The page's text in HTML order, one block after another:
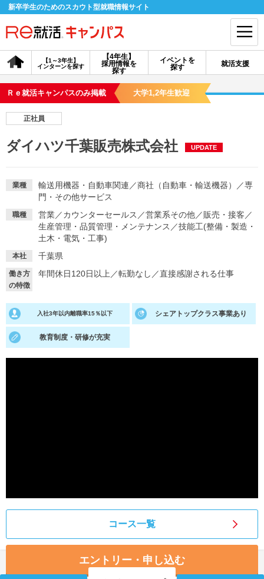
新卒学生のためのスカウト型就職情報サイト
【4年生】
採用情報を
探す
【1～3年生】
インターンを探す
イベントを
探す
就活支援
会員登録 ログイン
会員ID・パスワードを忘れた方はこちら
探す
イベントを探す スカウト お知らせ
就活ノウハウ・サポート
就活ノウハウが満載！ お役立ち記事・相談室など
適職診断
Ｒｅ就活キャンパスのみ掲載 大学1,2年生歓迎
正社員
ダイハツ千葉販売株式会社 UPDATE
業種 輸送用機器・自動車関連 ／商社（自動車・輸送機器） ／専
門・その他サービス
職種 営業／カウンターセールス ／営業系その他／販売・接客 ／
生産管理・品質管理・メンテナンス ／技能工(整備・製造・
土木・電気・工事)
本社 千葉県
働き方
の特徴
年間休日120日以上 ／転勤なし ／直接感謝される仕事
入社3年以内離職率15％以下 シェアトップクラス事業あり
教育制度・研修が充実
コース一覧
エントリー・申し込む